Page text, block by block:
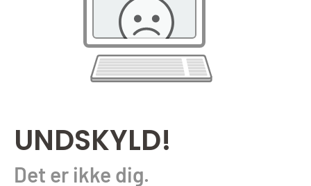
UNDSKYLD!
Det er ikke dig.